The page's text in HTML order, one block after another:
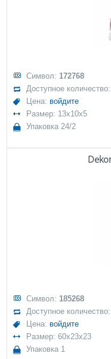
Символ: 172768
Доступное
Цена: войдите
Размер: 13x10x5
Упаковка 24/2
Символ: 185268
Доступное
Цена: войдите
Размер: 60x23x23
Упаковка 1